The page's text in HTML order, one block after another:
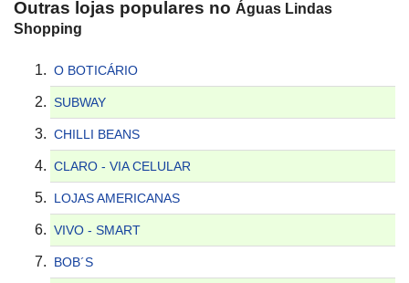
Outras lojas populares no Águas Lindas
Shopping
O BOTICÁRIO
SUBWAY
CHILLI BEANS
CLARO - VIA CELULAR
LOJAS AMERICANAS
VIVO - SMART
BOB´S